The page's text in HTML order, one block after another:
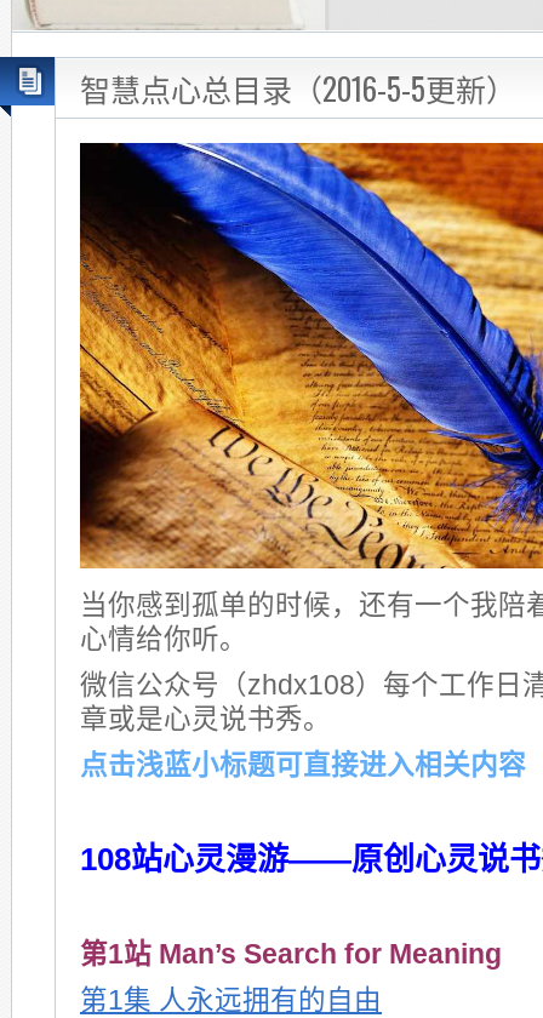
智慧点心总目录（2016-5-5更新）
当你感到孤单的时候，还有一个我陪
心情给你听。
微信公众号（zhdx108）每个工作日
章或是心灵说书秀。
点击浅蓝小标题可直接进入相关内容
108站心灵漫游——原创心灵说
第1站 Man’s Search for Meaning
第1集 人永远拥有的自由